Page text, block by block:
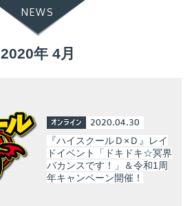
NEWS
2020年 4月
オンライン 2020.04.30
『ハイスクールＤ×Ｄ』レイ
ドイベント「ドキドキ☆冥界
バカンスです！」＆令和1周
年キャンペーン開催！